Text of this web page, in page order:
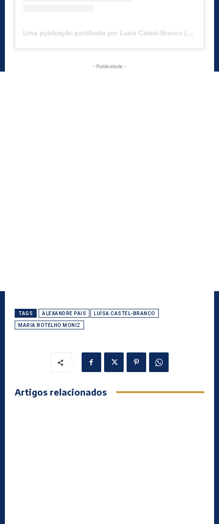
Uma publicação partilhada por Luisa Castel-Branco (@luisacastel.branco)
- Publicidade -
TAGS ALEXANDRE PAIS LUÍSA CASTEL-BRANCO
MARIA BOTELHO MONIZ
Artigos relacionados